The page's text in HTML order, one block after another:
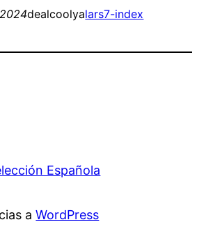
dealcoolyalars7-index
Española
aWordPress